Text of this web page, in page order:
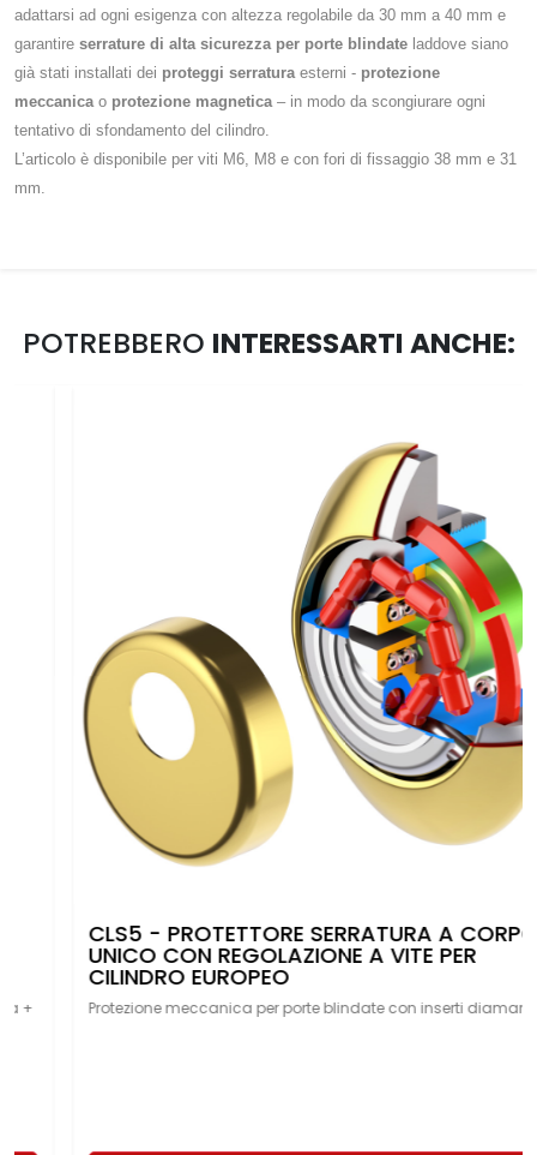
adattarsi ad ogni esigenza con altezza regolabile da 30 mm a 40 mm e
garantire serrature di alta sicurezza per porte blindate laddove siano
già stati installati dei proteggi serraturaesterni - protezione
meccanicao protezione magnetica– in modo da scongiurare ogni
tentativo di sfondamento del cilindro.
L’articolo è disponibile per viti M6, M8 e con fori di fissaggio 38 mm e 31
mm.
POTREBBERO INTERESSARTI ANCHE:
CLS5 - PROTETTORE SERRATURA A CORPO
UNICO CON REGOLAZIONE A VITE PER
CILINDRO EUROPEO
Protezione meccanica per porte blindate con inserti diamantati.